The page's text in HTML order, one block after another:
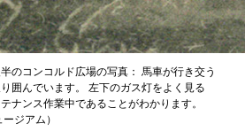
のコンコルド広場の写真： 馬車が行き交う
囲んでいます。 左下のガス灯をよく見る
ナンス作業中であることがわかります。
ジアム）